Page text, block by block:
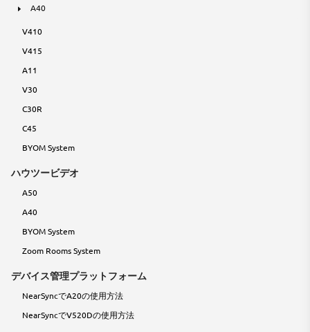
A40
V410
V415
A11
V30
C30R
C45
BYOM System
ハウツービデオ
A50
A40
BYOM System
Zoom Rooms System
デバイス管理プラットフォーム
NearSyncでA20の使用方法
NearSyncでV520Dの使用方法